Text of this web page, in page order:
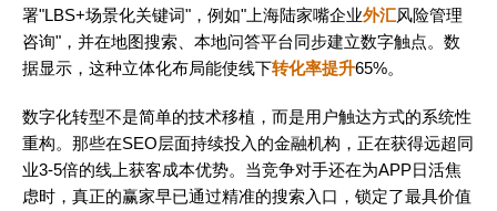
署"LBS+场景化关键词"，例如"上海陆家嘴企业外汇风险管理
咨询"，并在地图搜索、本地问答平台同步建立数字触点。数
据显示，这种立体化布局能使线下转化率提升65%。
数字化转型不是简单的技术移植，而是用户触达方式的系统性
重构。那些在SEO层面持续投入的金融机构，正在获得远超同
业3-5倍的线上获客成本优势。当竞争对手还在为APP日活焦
虑时，真正的赢家早已通过精准的搜索入口，锁定了最具价值